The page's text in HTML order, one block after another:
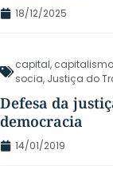
18/12/2025
capital, capitalismo
socia, Justiça do
Defesa da
democracia
14/01/2019